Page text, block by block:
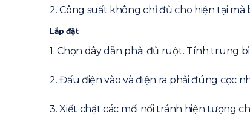
2. Công suất không chỉ đủ cho hiện tại
Lắp đặt
1. Chọn dây dẫn phải đủ ruột. Tính trung
2. Đấu điện vào và điện ra phải đúng cọc
3. Xiết chặt các mối nối tránh hiện tượng